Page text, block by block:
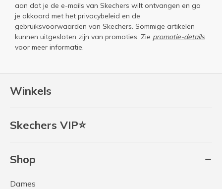
Winkels
Skechers VIP⭐
Shop
Dames
aan dat je de e-mails van Skechers wilt ontvangen en ga
je akkoord met het privacybeleid en de
gebruiksvoorwaarden van Skechers. Sommige artikelen
kunnen uitgesloten zijn van promoties. Zie promotie-details
voor meer informatie.